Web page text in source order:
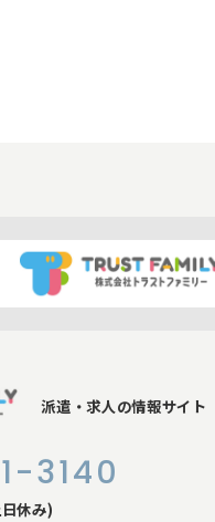
派遣・求人の情報サイト
3140
休み)